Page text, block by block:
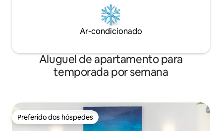
Ar-condicionado
Aluguel de apartamento para
temporada por semana
Preferido dos hóspedes
Preferido dos hóspedes